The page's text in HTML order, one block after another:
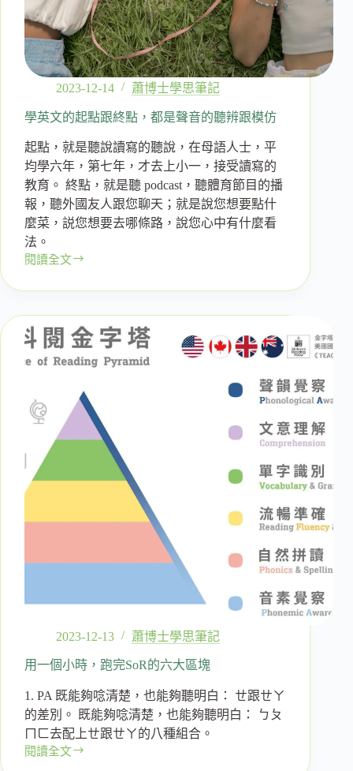
2023-12-14 蕭博士學思筆記
學英文的起點跟終點，都是聲音的聽辨跟模仿
起點，就是聽說讀寫的聽說，在母語人士，平
均學六年，第七年，才去上小一，接受讀寫的
教育。 終點，就是聽 podcast，聽體育節目的播
報，聽外國友人跟您聊天；就是說您想要點什
麼菜，説您想要去哪條路，說您心中有什麼看
法。
閱讀全文
學
的
起
點
跟
點，
都
音
的
仿
2023-12-13 蕭博士學思筆記
用一個小時，跑完SoR的六大區塊
1. PA 既能夠唸清楚，也能夠聽明白： ㄝ跟ㄝㄚ
的差別。 既能夠唸清楚，也能夠聽明白： ㄅㄆ
ㄇㄈ去配上ㄝ跟ㄝㄚ的八種組合。
閱讀全文
用